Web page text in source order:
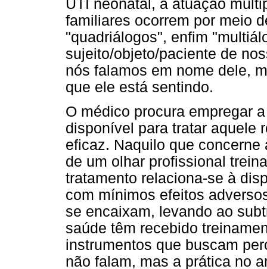
UTI neonatal, a atuação
familiares ocorrem por meio
"quadriálogos", enfim
sujeito/objeto/paciente de
nós falamos em nome dele,
que ele está sentindo.
O médico procura empregar
disponível para tratar aquele
eficaz. Naquilo que
de um olhar profissional
tratamento relaciona-se à
com mínimos efeitos
se encaixam, levando ao
saúde têm recebido
instrumentos que buscam
não falam, mas a prática no